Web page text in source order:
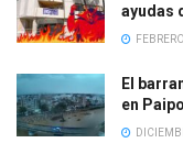
ayudas
El
en